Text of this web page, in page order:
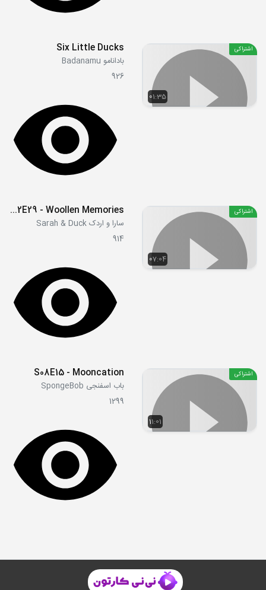
01:35
اشتراکی Six Little Ducks
بادانامو Badanamu
926
07:04
اشتراکی S02E29 - Woollen Memories
سارا و اردک Sarah & Duck
914
11:01
اشتراکی S08E15 - Mooncation
باب اسفنجی SpongeBob
1299